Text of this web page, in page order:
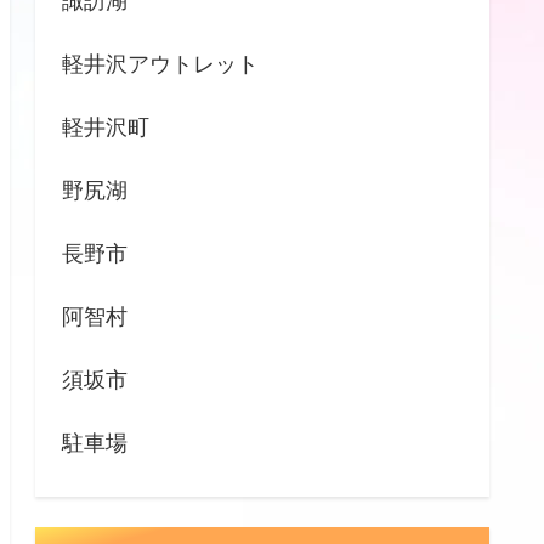
軽井沢アウトレット
軽井沢町
野尻湖
長野市
阿智村
須坂市
駐車場